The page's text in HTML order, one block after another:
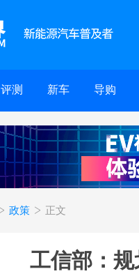
评测 新车 导购
政策 正文
工信部：